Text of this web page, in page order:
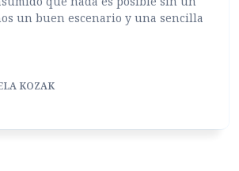
un buen escenario y una sencilla
KOZAK